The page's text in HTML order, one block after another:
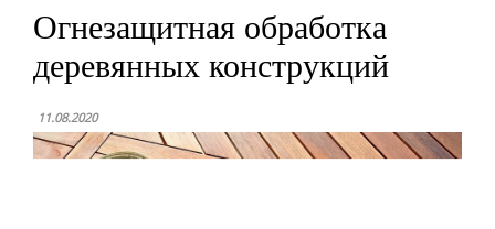
Огнезащитная обработка
деревянных конструкций
11.08.2020